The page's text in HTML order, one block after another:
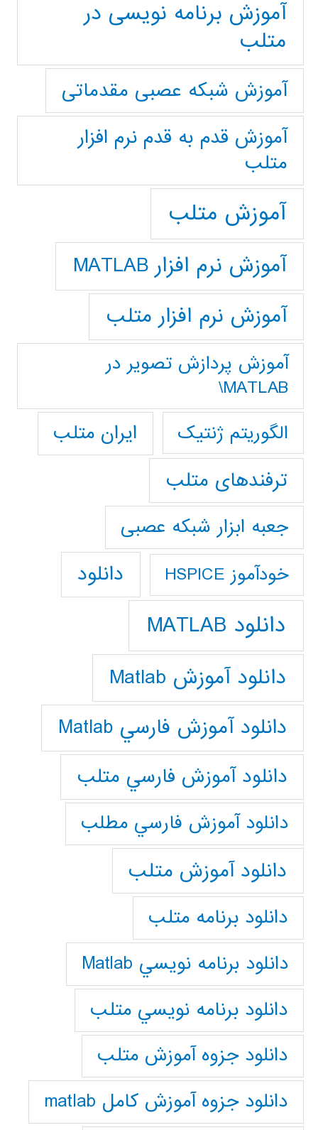
آموزش برنامه نویسی در
متلب
آموزش شبکه عصبی مقدماتی
آموزش قدم به قدم نرم افزار
متلب
آموزش متلب
آموزش نرم افزار MATLAB
آموزش نرم افزار متلب
آموزش پردازش تصوير در
MATLAB\
الگوریتم ژنتیک
ایران متلب
ترفندهای متلب
جعبه ابزار شبکه عصبی
خودآموز HSPICE دانلود
دانلود MATLAB
دانلود آموزش Matlab
دانلود آموزش فارسي Matlab
دانلود آموزش فارسي متلب
دانلود آموزش فارسي مطلب
دانلود آموزش متلب
دانلود برنامه متلب
دانلود برنامه نويسي Matlab
دانلود برنامه نويسي متلب
دانلود جزوه آموزش متلب
دانلود جزوه آموزش کامل matlab